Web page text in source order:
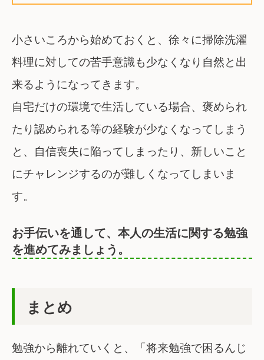
小さいころから始めておくと、徐々に掃除洗濯
料理に対しての苦手意識も少なくなり自然と出
来るようになってきます。
自宅だけの環境で生活している場合、褒められ
たり認められる等の経験が少なくなってしまう
と、自信喪失に陥ってしまったり、新しいこと
にチャレンジするのが難しくなってしまいま
す。
お手伝いを通して、本人の生活に関する勉強
を進めてみましょう。
まとめ
勉強から離れていくと、「将来勉強で困るんじ